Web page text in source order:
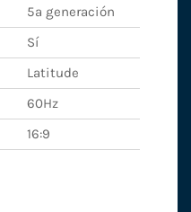
5ª generación
Sí
Latitude
60Hz
16:9